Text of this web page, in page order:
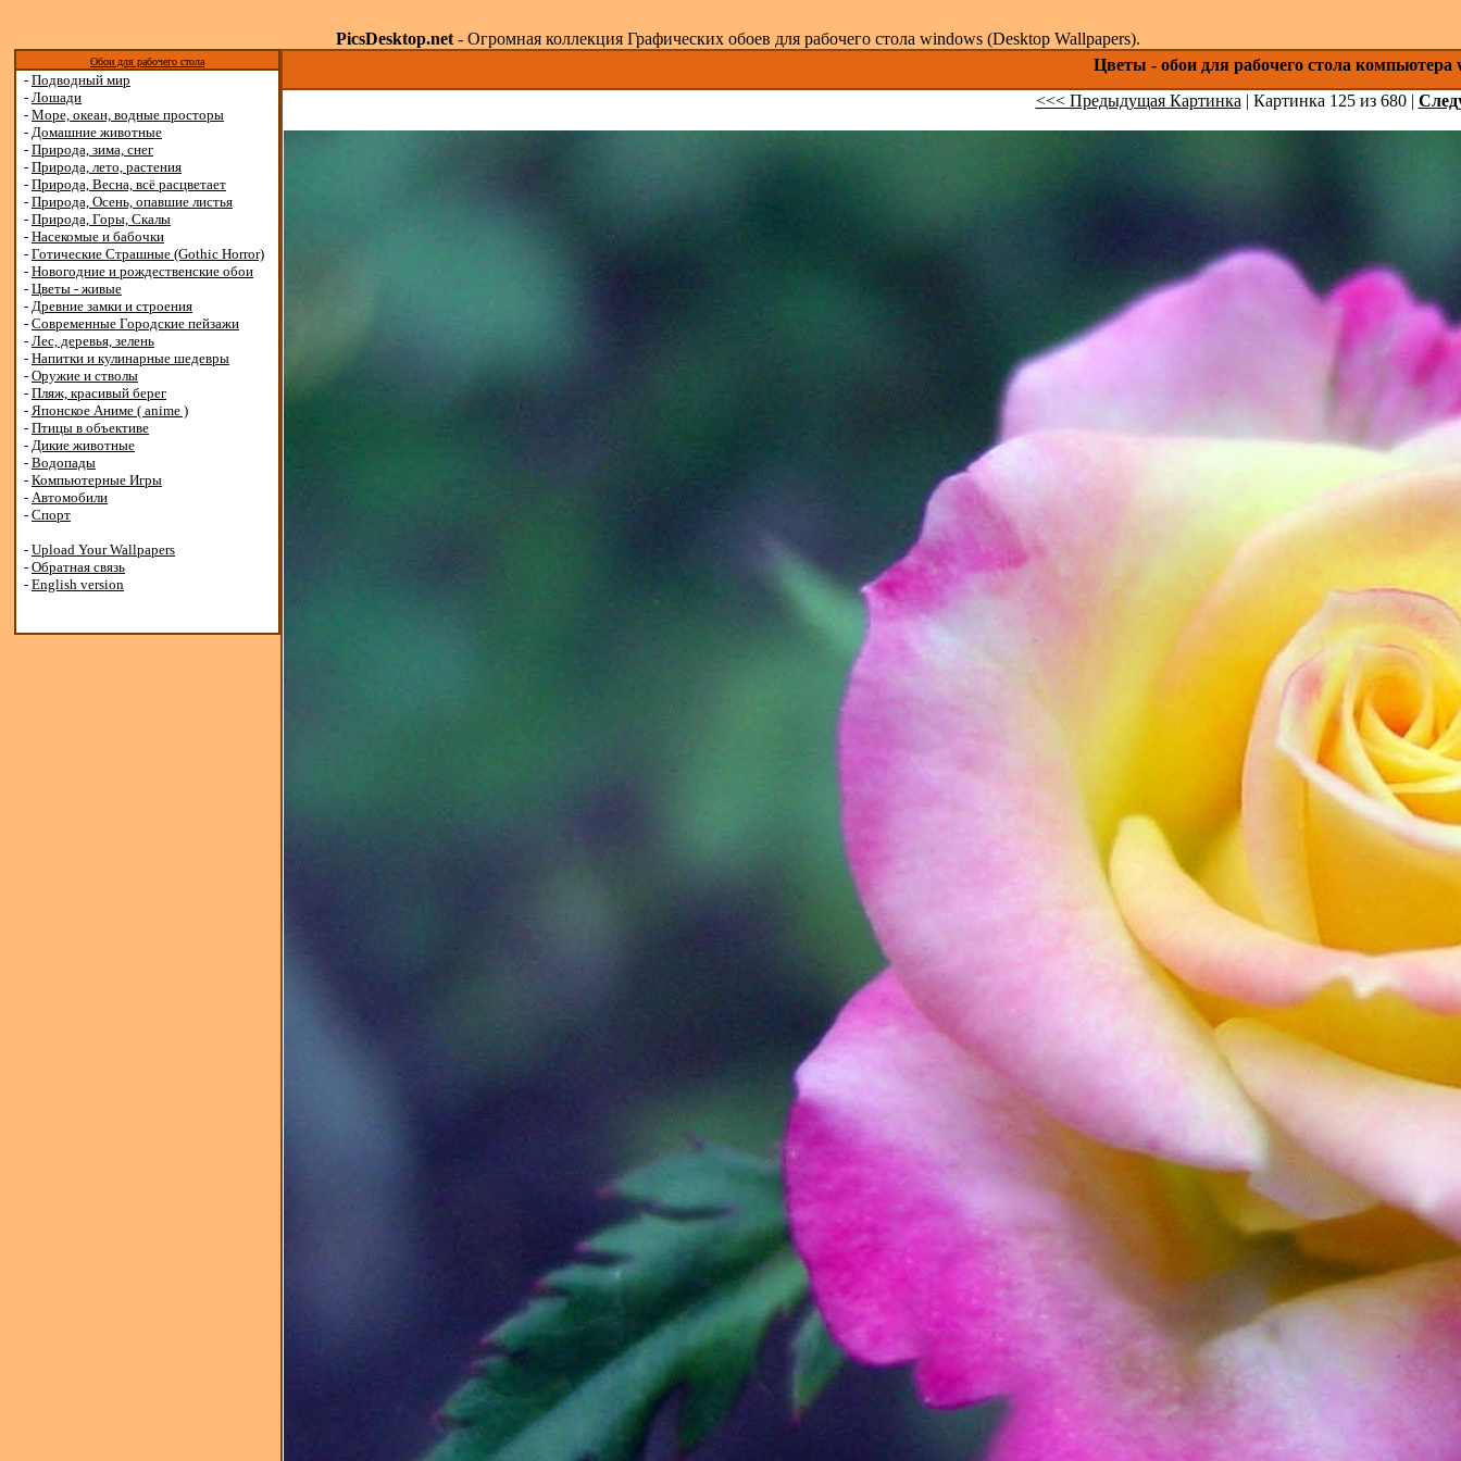
PicsDesktop.net- Огромная коллекция Графических обоев для рабочего стола windows (Desktop Wallpapers).
Обои для рабочего стола
- Подводный мир
- Лошади
- Море, океан, водные просторы
- Домашние животные
- Природа, зима, снег
- Природа, лето, растения
- Природа, Весна, всё расцветает
- Природа, Осень, опавшие листья
- Природа, Горы, Скалы
- Насекомые и бабочки
- Готические Страшные (Gothic Horror)
- Новогодние и рождественские обои
- Цветы - живые
- Древние замки и строения
- Современные Городские пейзажи
- Лес, деревья, зелень
- Напитки и кулинарные шедевры
- Оружие и стволы
- Пляж, красивый берег
- Японское Аниме ( anime )
- Птицы в объективе
- Дикие животные
- Водопады
- Компьютерные Игры
- Автомобили
- Спорт
- Upload Your Wallpapers
- Обратная связь
- English version
Цветы - обои для рабочего стола компьютера
<<< Предыдущая Картинка | Картинка 125 из 680 |